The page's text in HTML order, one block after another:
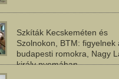
Szkíták Kecskeméten és
Szolnokon, BTM: figyelnek
budapesti romokra, Nagy
király nyomában